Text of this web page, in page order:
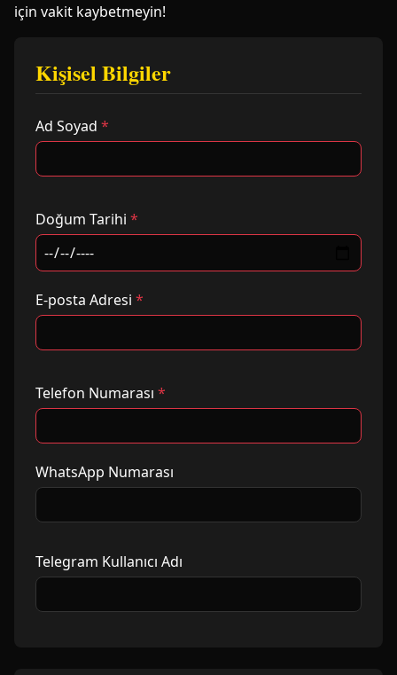
için vakit kaybetmeyin!
Kişisel Bilgiler
Ad Soyad *
Doğum Tarihi *
E-posta Adresi *
Telefon Numarası *
WhatsApp Numarası
Telegram Kullanıcı Adı